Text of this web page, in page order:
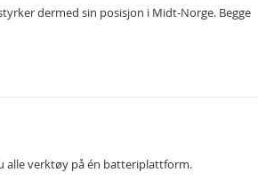
dermed sin posisjon i Midt-Norge. Begge
alle verktøy på én batteriplattform.